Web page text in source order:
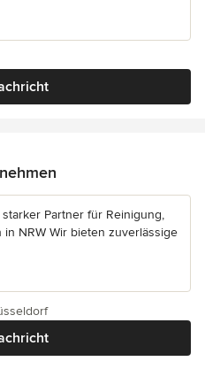
Partner für Reinigung,
NRW Wir bieten zuverlässige